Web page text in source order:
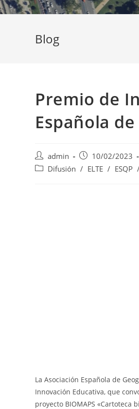
Blog
Premio de
Española
Autor
de
admin
Publicación
de
10/02/2023
Categoría
Difusión / ELTE / ESQP
La Asociación Española de
Innovación Educativa, que
proyecto BIOMAPS «Cartoteca